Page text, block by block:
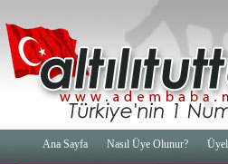
Ana Sayfa Nasıl Üye Olunur?